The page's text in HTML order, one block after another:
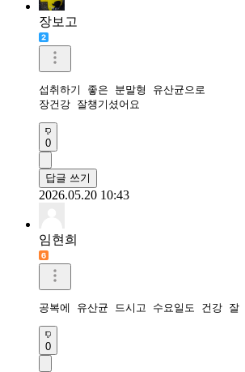
장보고
섭취하기 좋은 분말형 유산균으로
장건강 잘챙기셨어요
0
답글 쓰기
2026.05.20 10:43
임현희
공복에 유산균 드시고 수요일도 건강 잘
0